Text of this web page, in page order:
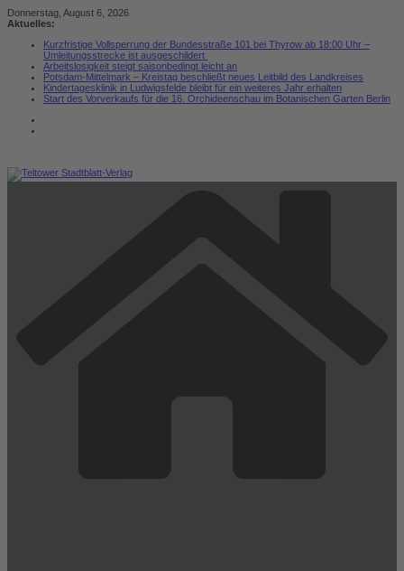
Zum
Inhalt
Donnerstag, August 6, 2026
Aktuelles:
Kurzfristige Vollsperrung der Bundesstraße 101 bei Thyrow ab 18:00 Uhr –
Umleitungsstrecke ist ausgeschildert
Arbeitslosigkeit steigt saisonbedingt leicht an
Potsdam-Mittelmark – Kreistag beschließt neues Leitbild des Landkreises
Kindertagesklinik in Ludwigsfelde bleibt für ein weiteres Jahr erhalten
Start des Vorverkaufs für die 16. Orchideenschau im Botanischen Garten Berlin